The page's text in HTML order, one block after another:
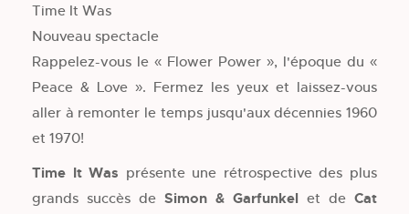
Time It Was
Nouveau spectacle
Rappelez-vous le « Flower Power », l'époque du «
Peace & Love ». Fermez les yeux et laissez-vous
aller à remonter le temps jusqu'aux décennies 1960
et 1970!
Time It Was présente une rétrospective des plus
grands succès de Simon & Garfunkel et de Cat